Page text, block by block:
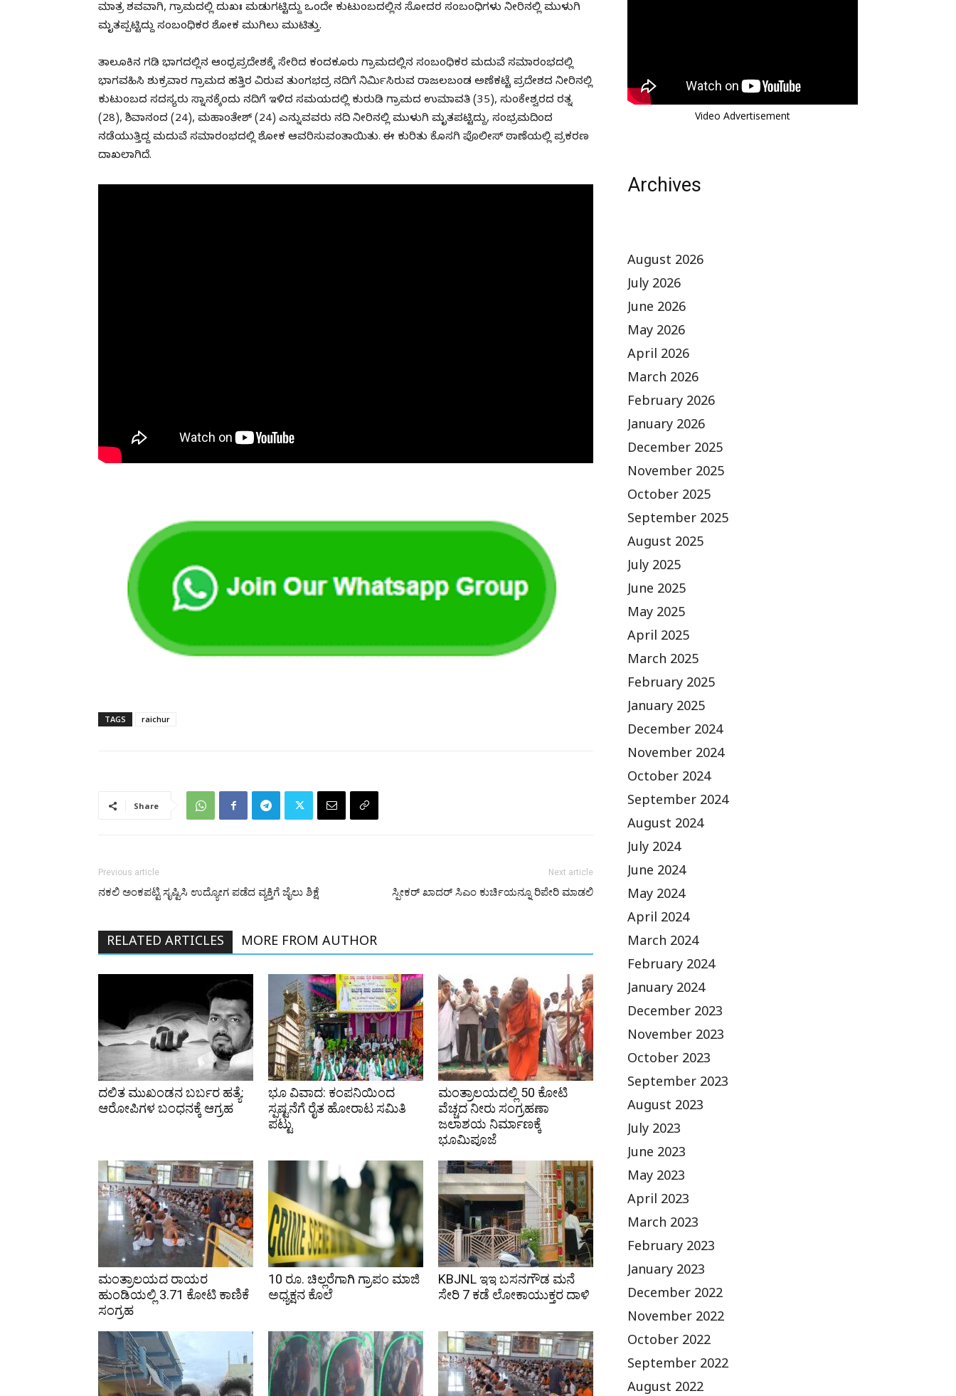
ಮಾತ್ರ ಶವವಾಗಿ, ಗ್ರಾಮದಲ್ಲಿ ದುಖಃ ಮಡುಗಟ್ಟಿದ್ದು ಒಂದೇ ಕುಟುಂಬದಲ್ಲಿನ ಸೋದರ ಸಂಬಂಧಿಗಳು ನೀರಿನಲ್ಲಿ ಮುಳುಗಿ
ಮೃತಪ್ಪಟ್ಟಿದ್ದು ಸಂಬಂಧಿಕರ ಶೋಕ ಮುಗಿಲು ಮುಟಿತ್ತು.
ತಾಲೂಕಿನ ಗಡಿ ಭಾಗದಲ್ಲಿನ ಆಂಧ್ರಪ್ರದೇಶಕ್ಕೆ ಸೇರಿದ ಕಂದಕೂರು ಗ್ರಾಮದಲ್ಲಿನ ಸಂಬಂಧಿಕರ ಮದುವೆ ಸಮಾರಂಭದಲ್ಲಿ
ಭಾಗವಹಿಸಿ ಶುಕ್ರವಾರ ಗ್ರಾಮದ ಹತ್ತಿರ ವಿರುವ ತುಂಗಭದ್ರ ನದಿಗೆ ನಿರ್ಮಿಸಿರುವ ರಾಜಲಬಂಡ ಅಣೆಕಟ್ಟೆ ಪ್ರದೇಶದ ನೀರಿನಲ್ಲಿ
ಕುಟುಂಬದ ಸದಸ್ಯರು ಸ್ನಾನಕ್ಕೆಂದು ನದಿಗೆ ಇಳಿದ ಸಮಯದಲ್ಲಿ ಕುರುಡಿ ಗ್ರಾಮದ ಉಮಾವತಿ (35), ಸುಂಕೇಶ್ವರದ ರತ್ನ
(28), ಶಿವಾನಂದ (24), ಮಹಾಂತೇಶ್ (24) ಎನ್ನುವವರು ನದಿ ನೀರಿನಲ್ಲಿ ಮುಳುಗಿ ಮೃತಪಟ್ಟಿದ್ದು, ಸಂಭ್ರಮದಿಂದ
ನಡೆಯುತ್ತಿದ್ದ ಮದುವೆ ಸಮಾರಂಭದಲ್ಲಿ ಶೋಕ ಆವರಿಸುವಂತಾಯಿತು. ಈ ಕುರಿತು ಕೊಸಗಿ ಪೊಲೀಸ್ ಠಾಣೆಯಲ್ಲಿ ಪ್ರಕರಣ
ದಾಖಲಾಗಿದೆ.
TAGS raichur
Share
Previous article
ನಕಲಿ ಅಂಕಪಟ್ಟಿ ಸೃಷ್ಟಿಸಿ ಉದ್ಯೋಗ ಪಡೆದ ವ್ಯಕ್ತಿಗೆ ಜೈಲು ಶಿಕ್ಷೆ
Next article
ಸ್ಪೀಕರ್ ಖಾದರ್ ಸಿಎಂ ಕುರ್ಚಿಯನ್ನೂ ರಿಪೇರಿ ಮಾಡಲಿ
RELATED ARTICLES MORE FROM AUTHOR
ದಲಿತ ಮುಖಂಡನ ಬರ್ಬರ ಹತ್ಯೆ:
ಆರೋಪಿಗಳ ಬಂಧನಕ್ಕೆ ಆಗ್ರಹ
ಭೂ ವಿವಾದ: ಕಂಪನಿಯಿಂದ
ಸ್ಪಷ್ಟನೆಗೆ ರೈತ ಹೋರಾಟ ಸಮಿತಿ
ಪಟ್ಟು
ಮಂತ್ರಾಲಯದಲ್ಲಿ 50 ಕೋಟಿ
ವೆಚ್ಚದ ನೀರು ಸಂಗ್ರಹಣಾ
ಜಲಾಶಯ ನಿರ್ಮಾಣಕ್ಕೆ
ಭೂಮಿಪೂಜೆ
ಮಂತ್ರಾಲಯದ ರಾಯರ
ಹುಂಡಿಯಲ್ಲಿ 3.71 ಕೋಟಿ ಕಾಣಿಕೆ
ಸಂಗ್ರಹ
10 ರೂ. ಚಿಲ್ಲರೆಗಾಗಿ ಗ್ರಾಪಂ ಮಾಜಿ
ಅಧ್ಯಕ್ಷನ ಕೊಲೆ
KBJNL ಇಇ ಬಸನಗೌಡ ಮನೆ
ಸೇರಿ 7 ಕಡೆ ಲೋಕಾಯುಕ್ತರ ದಾಳಿ
Video Advertisement
Archives
August 2026
July 2026
June 2026
May 2026
April 2026
March 2026
February 2026
January 2026
December 2025
November 2025
October 2025
September 2025
August 2025
July 2025
June 2025
May 2025
April 2025
March 2025
February 2025
January 2025
December 2024
November 2024
October 2024
September 2024
August 2024
July 2024
June 2024
May 2024
April 2024
March 2024
February 2024
January 2024
December 2023
November 2023
October 2023
September 2023
August 2023
July 2023
June 2023
May 2023
April 2023
March 2023
February 2023
January 2023
December 2022
November 2022
October 2022
September 2022
August 2022